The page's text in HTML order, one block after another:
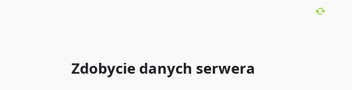
Zdobycie danych serwera